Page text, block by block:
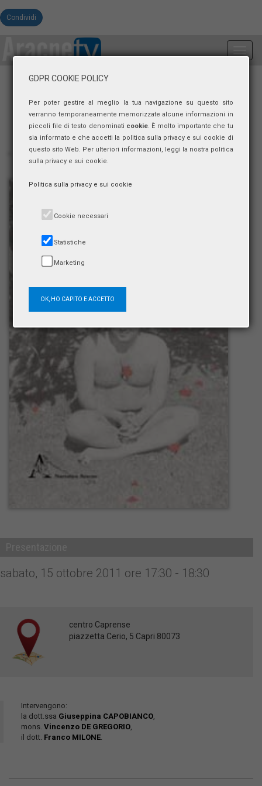
Condividi
sabato, 15 ottobre 2011 ore 17:30 - 18:30
centro Caprense
piazzetta Cerio, 5 Capri 80073
Intervengono:
la dott.ssa Giuseppina CAPOBIANCO
mons. Vincenzo DE GREGORIO
il dott. Franco MILONE
GDPR COOKIE POLICY
Per poter gestire al meglio la tua navigazione su questo sito
verranno temporaneamente memorizzate alcune informazioni in
piccoli file di testo denominati cookie. È molto importante che tu
sia informato e che accetti la politica sulla privacy e sui cookie di
questo sito Web. Per ulteriori informazioni, leggi la nostra politica
sulla privacy e sui cookie.
Politica sulla privacy e sui cookie
Cookie necessari
Statistiche
Marketing
OK, HO CAPITO E ACCETTO